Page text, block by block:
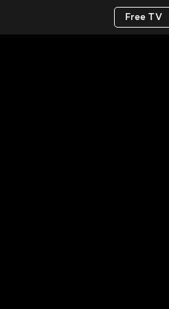
Free TV